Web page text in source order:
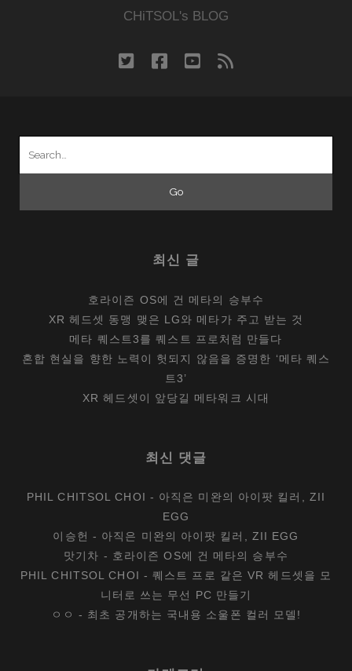
CHiTSOL's BLOG
twitterfacebook
youtube
rss
최신 글
호라이즌 OS에 건 메타의 승부수
XR 헤드셋 동맹 맺은 LG와 메타가 주고 받는 것
메타 퀘스트3를 퀘스트 프로처럼 만들다
혼합 현실을 향한 노력이 헛되지 않음을 증명한 ‘메타 퀘스
트3’
XR 헤드셋이 앞당길 메타워크 시대
최신 댓글
PHIL CHITSOL CHOI - 아직은 미완의 아이팟 킬러, ZII
EGG
이승헌 - 아직은 미완의 아이팟 킬러, ZII EGG
맛기차 - 호라이즌 OS에 건 메타의 승부수
PHIL CHITSOL CHOI -퀘스트 프로 같은 VR 헤드셋을 모
니터로 쓰는 무선 PC 만들기
ㅇㅇ - 최초 공개하는 국내용 소울폰 컬러 모델!